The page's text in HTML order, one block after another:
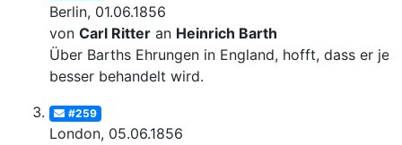
Berlin, 01.06.1856
von Carl Ritter an Heinrich Barth
Über Barths Ehrungen in England, hofft, dass er
besser behandelt wird.
#259
London, 05.06.1856